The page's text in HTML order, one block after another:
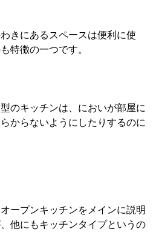
きにあるスペースは便利に使
特徴の一つです。
のキッチンは、においが部屋に
からないようにしたりするのに
ープンキッチンをメインに説明
他にもキッチンタイプというの